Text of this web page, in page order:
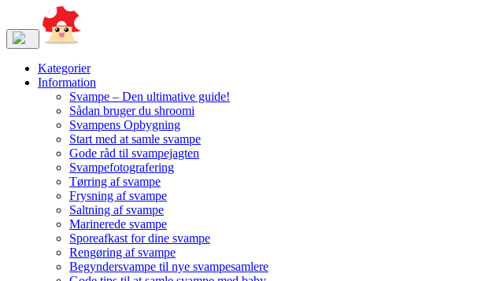
Kategorier
Information
Svampe – Den ultimative guide!
Sådan bruger du shroomi
Svampens Opbygning
Start med at samle svampe
Gode råd til svampejagten
Svampefotografering
Tørring af svampe
Frysning af svampe
Saltning af svampe
Marinerede svampe
Sporeafkast for dine svampe
Rengøring af svampe
Begyndersvampe til nye svampesamlere